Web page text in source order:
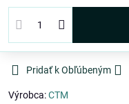
Pridať k Obľúbeným
Výrobca:CTM